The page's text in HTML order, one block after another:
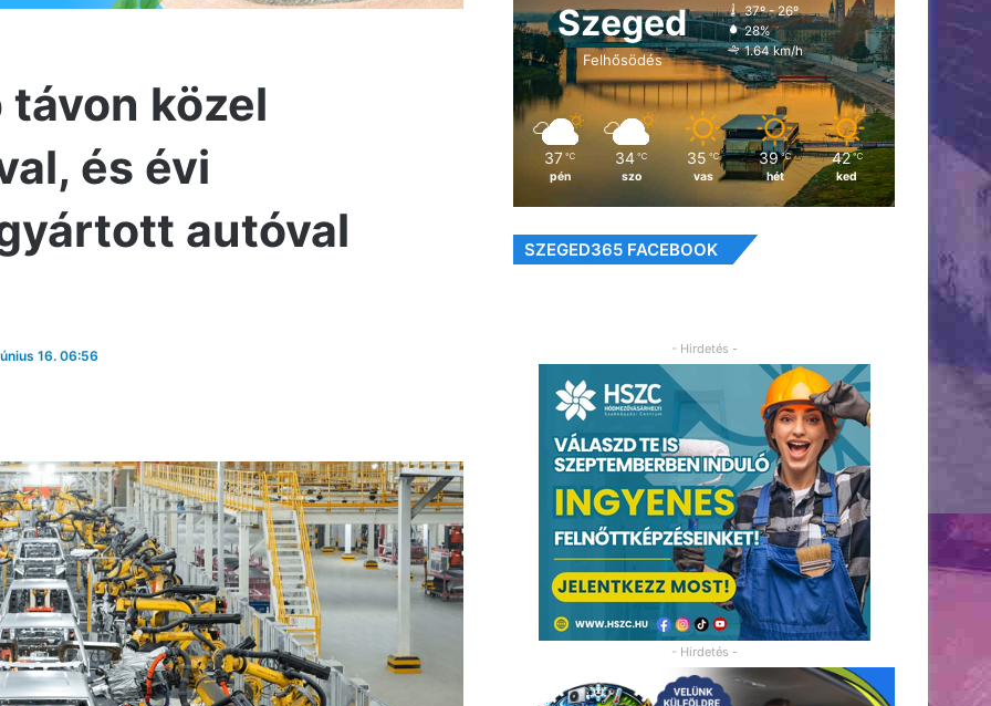
közel
és évi
autóval
16. 06:56
Szeged
Felhősödés
37º - 26º
28%
1.64 km/h
37 ℃
pén
34 ℃
szo
35 ℃
vas
39 ℃
hét
42 ℃
ked
SZEGED365 FACEBOOK
- Hirdetés -
- Hirdetés -